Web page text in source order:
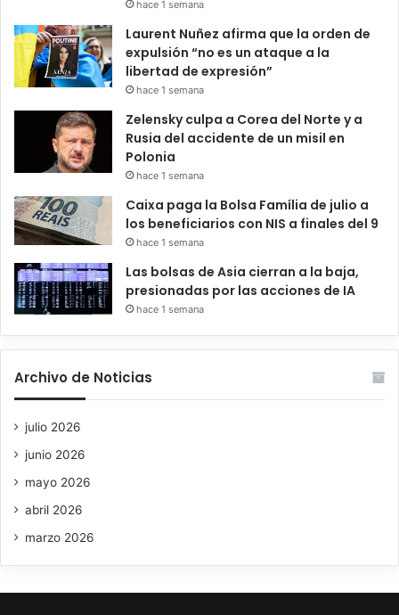
hace 1 semana
Laurent Nuñez afirma que la orden de
expulsión “no es un ataque a la
libertad de expresión”
hace 1 semana
Zelensky culpa a Corea del Norte y a
Rusia del accidente de un misil en
Polonia
hace 1 semana
Caixa paga la Bolsa Família de julio a
los beneficiarios con NIS a finales del 9
hace 1 semana
Las bolsas de Asia cierran a la baja,
presionadas por las acciones de IA
hace 1 semana
Archivo de Noticias
julio 2026
junio 2026
mayo 2026
abril 2026
marzo 2026